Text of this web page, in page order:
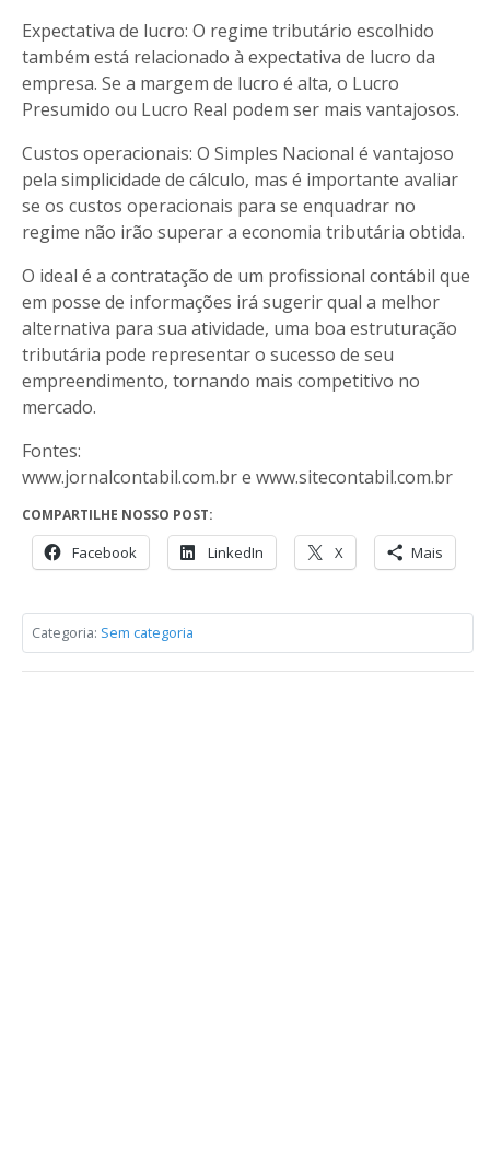
Expectativa de lucro: O regime tributário escolhido
também está relacionado à expectativa de lucro da
empresa. Se a margem de lucro é alta, o Lucro
Presumido ou Lucro Real podem ser mais vantajosos.
Custos operacionais: O Simples Nacional é vantajoso
pela simplicidade de cálculo, mas é importante avaliar
se os custos operacionais para se enquadrar no
regime não irão superar a economia tributária obtida.
O ideal é a contratação de um profissional contábil que
em posse de informações irá sugerir qual a melhor
alternativa para sua atividade, uma boa estruturação
tributária pode representar o sucesso de seu
empreendimento, tornando mais competitivo no
mercado.
Fontes:
www.jornalcontabil.com.br e www.sitecontabil.com.br
COMPARTILHE NOSSO POST:
Facebook LinkedIn X Mais
Categoria: Sem categoria